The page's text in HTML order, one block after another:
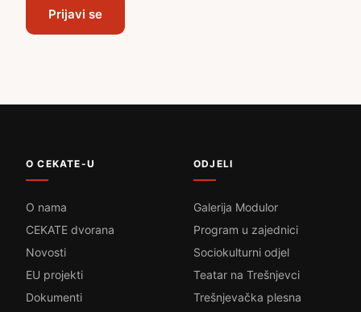
Prijavi se
O CEKATE-U
O nama
CEKATE dvorana
Novosti
EU projekti
Dokumenti
ODJELI
Galerija Modulor
Program u zajednici
Sociokulturni odjel
Teatar na Trešnjevci
Trešnjevačka plesna